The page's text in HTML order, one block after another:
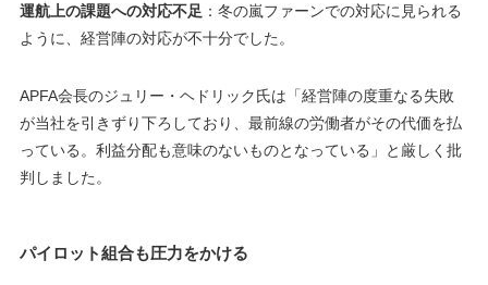
運航上の課題への対応不足 ：冬の嵐ファーンでの対応に見られる
ように、経営陣の対応が不十分でした。
APFA会長のジュリー・ヘドリック氏は「経営陣の度重なる失敗
が当社を引きずり下ろしており、最前線の労働者がその代価を払
っている。利益分配も意味のないものとなっている」と厳しく批
判しました。
パイロット組合も圧力をかける